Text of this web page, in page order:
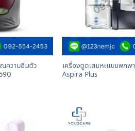
ความอิ่มตัว
เครื่องดูดเสมหะแบบพกพ
Aspira Plus